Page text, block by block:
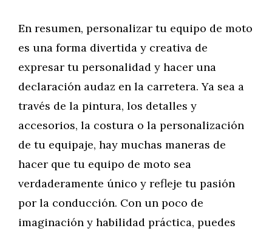
En resumen, personalizar tu equipo de moto
es una forma divertida y creativa de
expresar tu personalidad y hacer una
declaración audaz en la carretera. Ya sea a
través de la pintura, los detalles y
accesorios, la costura o la personalización
de tu equipaje, hay muchas maneras de
hacer que tu equipo de moto sea
verdaderamente único y refleje tu pasión
por la conducción. Con un poco de
imaginación y habilidad práctica, puedes